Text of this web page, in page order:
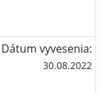
Dátum vyvesenia:
30.08.2022